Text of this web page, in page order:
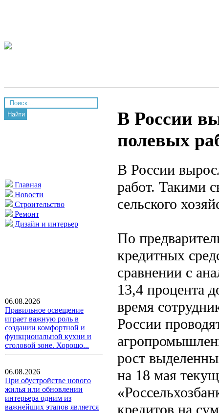
Найти
Главная
Новости
Строительство
Ремонт
Дизайн и интерьер
06.08.2026
Правильное освещение
играет важную роль в
создании комфортной и
функциональной кухни и
столовой зоне. Хорошо...
06.08.2026
При обустройстве нового
жилья или обновлении
интерьера одним из
важнейших этапов является
В России
полевых
В России
работ. Такими
сельского
По
кредитных
сравнении с
13,4 процента
время
России
рост
на 18 мая
кредитов на